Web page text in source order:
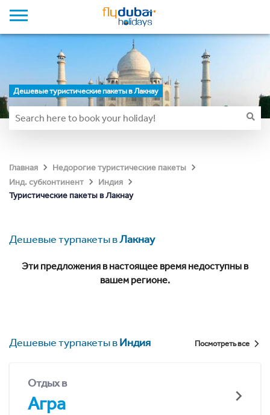
Дешевые туристические пакеты в Лакнау
Главная
Недорогие туристические пакеты
Инд. субконтинент
Индия
Туристические пакеты в Лакнау
Дешевые турпакеты вЛакнау
Эти предложения в настоящее время недоступны в
вашем регионе.
Дешевые турпакеты вИндия Посмотреть все
Отдых в
Агра